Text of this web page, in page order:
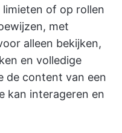
of op rollen
met
alleen bekijken,
en volledige
de content van een
kan interageren en